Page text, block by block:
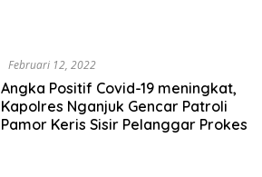
Februari 12, 2022
Angka Positif Covid-19 meningkat,
Kapolres Nganjuk Gencar Patroli
Pamor Keris Sisir Pelanggar Prokes